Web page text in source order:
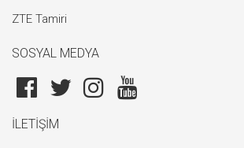
ZTE Tamiri
SOSYAL MEDYA
İLETİŞİM